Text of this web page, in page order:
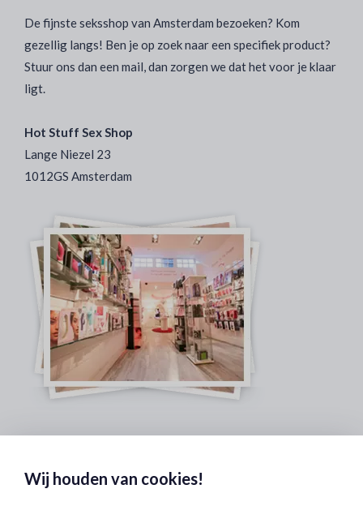
De fijnste seksshop van Amsterdam bezoeken? Kom
gezellig langs! Ben je op zoek naar een specifiek product?
Stuur ons dan een mail, dan zorgen we dat het voor je klaar
ligt.
Hot Stuff Sex Shop
Lange Niezel 23
1012GS Amsterdam
Wij houden van cookies!